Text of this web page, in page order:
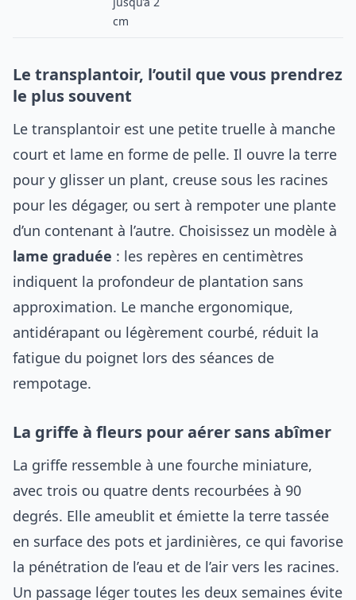
cm
Le transplantoir, l’outil que vous prendrez
le plus souvent
Le transplantoir est une petite truelle à manche
court et lame en forme de pelle. Il ouvre la terre
pour y glisser un plant, creuse sous les racines
pour les dégager, ou sert à rempoter une plante
d’un contenant à l’autre. Choisissez un modèle à
lame graduée : les repères en centimètres
indiquent la profondeur de plantation sans
approximation. Le manche ergonomique,
antidérapant ou légèrement courbé, réduit la
fatigue du poignet lors des séances de
rempotage.
La griffe à fleurs pour aérer sans abîmer
La griffe ressemble à une fourche miniature,
avec trois ou quatre dents recourbées à 90
degrés. Elle ameublit et émiette la terre tassée
en surface des pots et jardinières, ce qui favorise
la pénétration de l’eau et de l’air vers les racines.
Un passage léger toutes les deux semaines évite